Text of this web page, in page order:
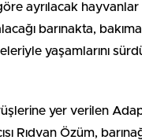
ayrılacak hayvanlar
barınakta,
yaşamlarını
yer verilen
Rıdvan Özüm,